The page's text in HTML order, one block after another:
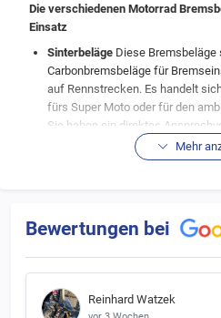
Die verschiedenen Motorrad
Einsatz
Sinterbeläge Diese Bremsbeläge
Carbonbremsbeläge für
auf Rennstrecken. Es handelt
fürs Super Moto oder für den
Sie haben ein direktes
und sehr gute Bremsleistung bei
Hobbyrennfahrer, die aber das
haben. Hier sind thermische
Bremsbeläge müssen
funktionieren, dafür haben sie
Aushärtung, super geeignet für
Bremsenkurse.
Mehr
Bewertungen bei
Reinhard Watzek